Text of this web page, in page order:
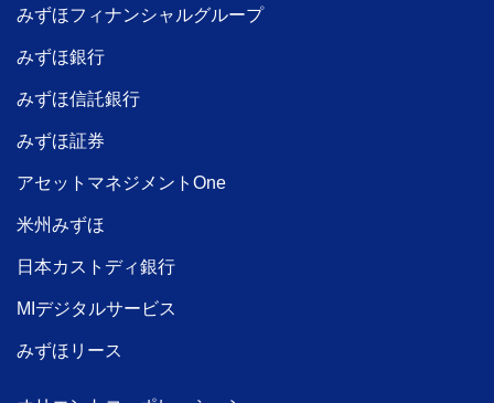
みずほフィナンシャルグループ
みずほ銀行
みずほ信託銀行
みずほ証券
アセットマネジメントOne
米州みずほ
日本カストディ銀行
MIデジタルサービス
みずほリース